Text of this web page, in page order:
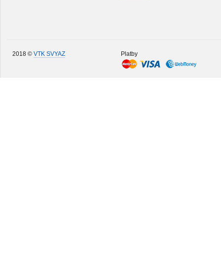
2018 © VTK SVYAZ Platby